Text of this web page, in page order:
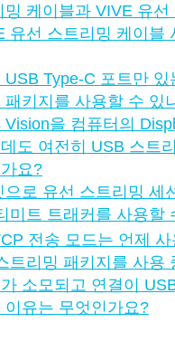
케이블과 VIVE 유선
유선 스트리밍 케이블
USB Type-C 포트만 있
패키지를 사용할 수 있
을 컴퓨터의
도 여전히 USB 스트
요?
으로 유선 스트리밍 세
미트 트래커를 사용할
전송 모드는 언제
트리밍 패키지를 사용
소모되고 연결이
이유는 무엇인가요?